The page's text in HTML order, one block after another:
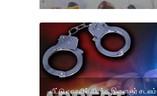
வீட்டு வாசலில் கிடந்த இளைஞர் சடலம்